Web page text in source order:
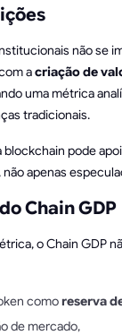
não se
acriação de
uma métrica
tradicionais.
blockchain pode
apenas
Chain GDP
o Chain GDP
comoreserva
de mercado,